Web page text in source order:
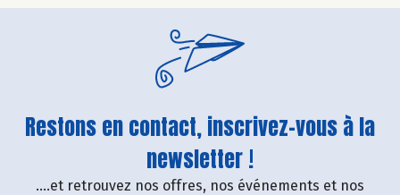
Restons en contact, inscrivez-vous à la
newsletter !
....et retrouvez nos offres, nos événements et nos